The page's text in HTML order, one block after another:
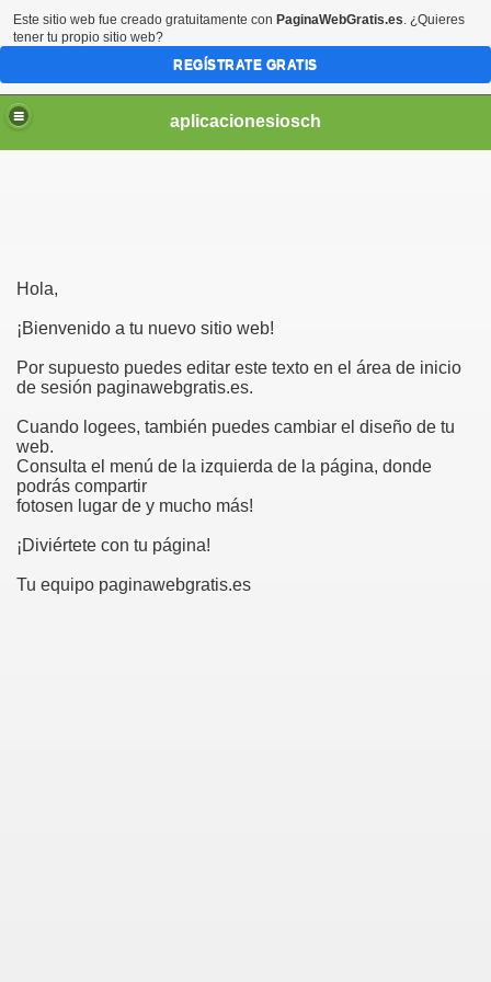
aplicacionesiosch
Hola,
¡Bienvenido a tu nuevo sitio web!
Por supuesto puedes editar este texto en el área de inicio
de sesión paginawebgratis.es.
Cuando logees, también puedes cambiar el diseño de tu
web.
Consulta el menú de la izquierda de la página, donde
podrás compartir
fotosen lugar de y mucho más!
¡Diviértete con tu página!
Tu equipo paginawebgratis.es
Este sitio web fue creado gratuitamente con PaginaWebGratis.es. ¿Quieres
tener tu propio sitio web?
REGÍSTRATE GRATIS